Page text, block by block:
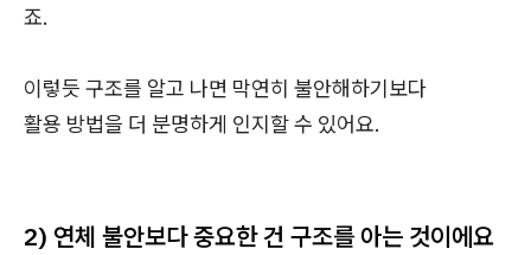
죠.
이렇듯 구조를 알고 나면 막연히 불안해하기보다
활용 방법을 더 분명하게 인지할 수 있어요.
2) 연체 불안보다 중요한 건 구조를 아는 것이에요